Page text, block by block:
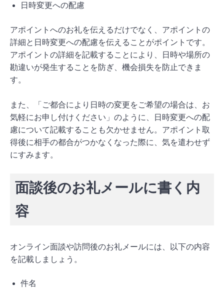
日時変更への配慮
アポイントへのお礼を伝えるだけでなく、アポイントの
詳細と日時変更への配慮を伝えることがポイントです。
アポイントの詳細を記載することにより、日時や場所の
勘違いが発生することを防ぎ、機会損失を防止できま
す。
また、「ご都合により日時の変更をご希望の場合は、お
気軽にお申し付けください」のように、日時変更への配
慮について記載することも欠かせません。アポイント取
得後に相手の都合がつかなくなった際に、気を遣わせず
にすみます。
面談後のお礼メールに書く内
容
オンライン面談や訪問後のお礼メールには、以下の内容
を記載しましょう。
件名